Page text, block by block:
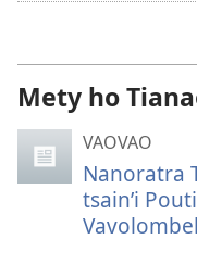
Mety ho
VAOVAO
Nanoratra
tsain’i